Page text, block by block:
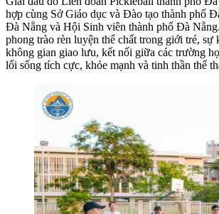
hợp cùng Sở Giáo dục và Đào tạo thành phố
Đà Nẵng và Hội Sinh viên thành phố Đà
phong trào rèn luyện thể chất trong giới trẻ, sự
không gian giao lưu, kết nối giữa các trường
lối sống tích cực, khỏe mạnh và tinh thần thể